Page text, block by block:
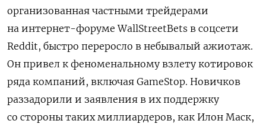
организованная частными трейдерами
на интернет-форумеWallStreetBets в соцсети
Reddit, быстро переросло в небывалый ажиотаж.
Он привел к феноменальному взлету котировок
ряда компаний, включая GameStop. Новичков
раззадорили и заявления в их поддержку
со стороны таких миллиардеров, как Илон Маск,